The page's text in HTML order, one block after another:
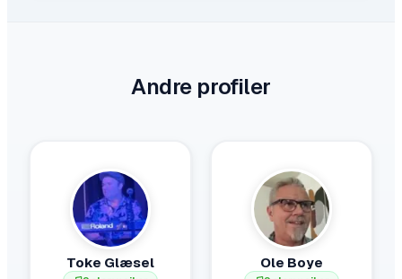
Andre profiler
Toke Glæsel Ole Boye